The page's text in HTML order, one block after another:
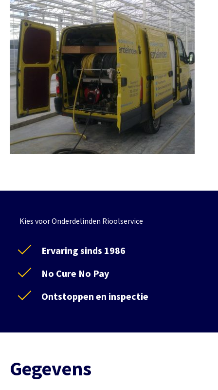
Kies voor Onderdelinden Rioolservice
Ervaring sinds 1986
No Cure No Pay
Ontstoppen en inspectie
Gegevens